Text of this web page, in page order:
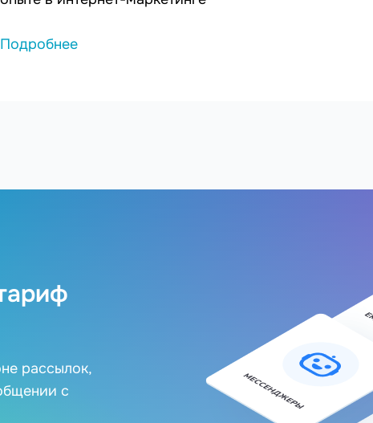
Подробнее
рассылок,
с